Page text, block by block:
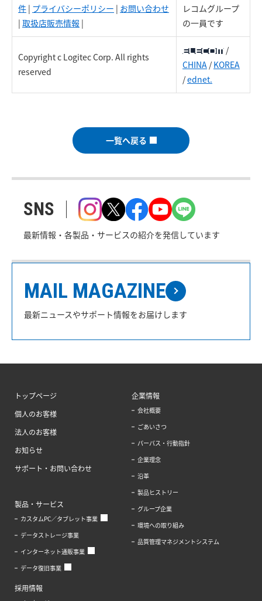
件 | プライバシーポリシー | お問い合わせ
| 取扱店販売情報 |
レコムグループ
の一員です
Copyright c Logitec Corp. All rights
reserved
/
CHINA /KOREA
/ednet.
一覧へ戻る
SNS
最新情報・各製品・サービスの紹介を発信しています
MAIL MAGAZINE
最新ニュースやサポート情報をお届けします
トップページ
個人のお客様
法人のお客様
お知らせ
サポート・お問い合わせ
製品・サービス
カスタムPC／タブレット事業
データストレージ事業
インターネット通販事業
データ復旧事業
企業情報
会社概要
ごあいさつ
パーパス・行動指針
企業理念
沿革
製品ヒストリー
グループ企業
環境への取り組み
品質管理マネジメントシステム
採用情報